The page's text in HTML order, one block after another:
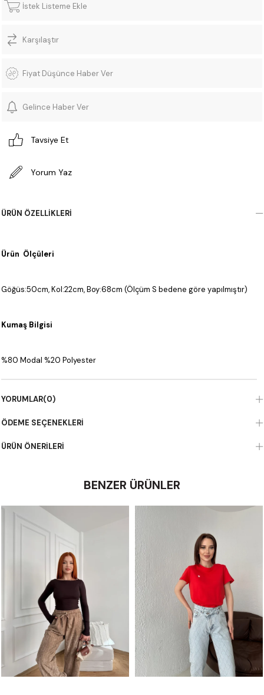
İstek Listeme Ekle
Karşılaştır
Fiyat Düşünce Haber Ver
Gelince Haber Ver
Tavsiye Et
Yorum Yaz
ÜRÜN ÖZELLIKLERI
Ürün Ölçüleri
Göğüs:50cm, Kol:22cm, Boy:68cm (Ölçüm S bedene göre yapılmıştır)
Kumaş Bilgisi
%80 Modal %20 Polyester
YORUMLAR(0)
ÖDEME SEÇENEKLERI
ÜRÜN ÖNERILERI
BENZER ÜRÜNLER